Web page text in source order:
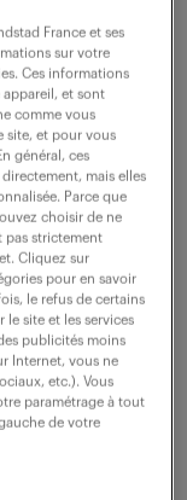
des sinistres
(f/h)
6 mois
France et ses
sur votre
Ces informations
appareil, et sont
comme vous
site, et pour vous
général, ces
mais elles
Parce que
choisir de ne
pas strictement
Cliquez sur
pour en savoir
le refus de certains
site et les services
publicités moins
Internet, vous ne
etc.). Vous
paramétrage à tout
de votre